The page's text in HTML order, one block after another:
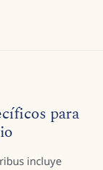
para
incluye